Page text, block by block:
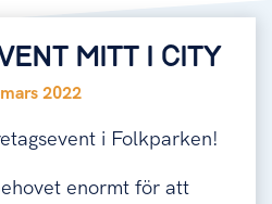
MITT I CITY
2022
i Folkparken!
enormt för att